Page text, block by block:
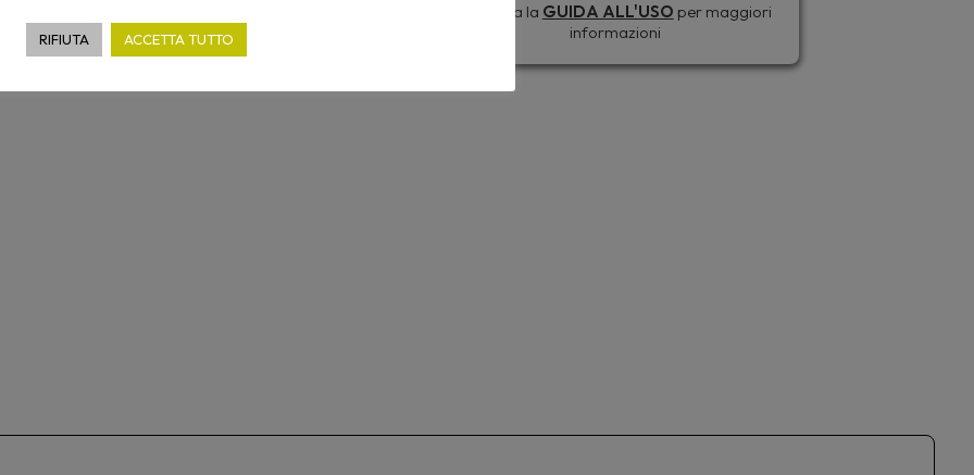
Consulta la GUIDA ALL'USO per maggiori
informazioni
RIFIUTA ACCETTA TUTTO